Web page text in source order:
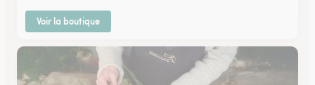
Voir la boutique